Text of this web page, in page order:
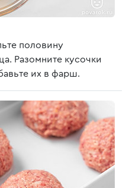
половину
Разомните кусочки
их в фарш.